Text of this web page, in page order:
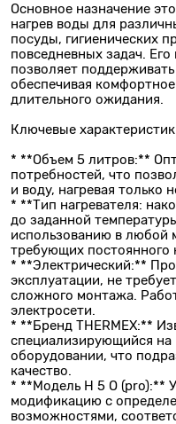
Основное назначение
нагрев воды для
посуды, гигиенических
повседневных задач.
позволяет
обеспечивая
длительного ожидания.
Ключевые
* **Объем 5 литров:**
потребностей, что
и воду, нагревая только
* **Тип нагревателя:
до заданной
использованию в любой
требующих постоянного
* **Электрический:**
эксплуатации, не
сложного монтажа.
электросети.
* **Бренд THERMEX:**
специализирующийся на
оборудовании, что
качество.
* **Модель H 5 O (pro):**
модификацию с
возможностями,